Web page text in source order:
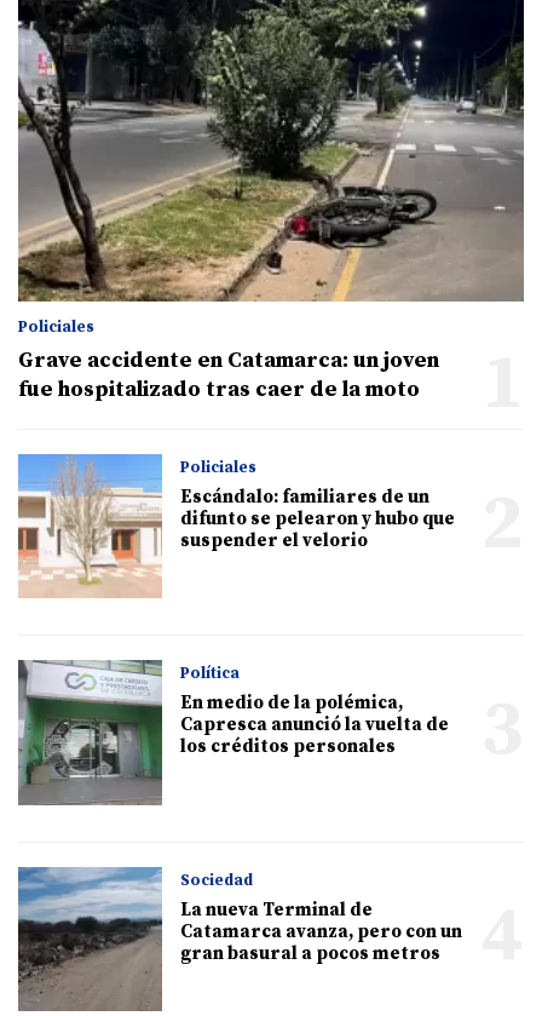
Policiales
Grave accidente en Catamarca: un joven
fue hospitalizado tras caer de la moto
Policiales
Escándalo: familiares de un
difunto se pelearon y hubo que
suspender el velorio
Política
En medio de la polémica,
Capresca anunció la vuelta de
los créditos personales
Sociedad
La nueva Terminal de
Catamarca avanza, pero con un
gran basural a pocos metros